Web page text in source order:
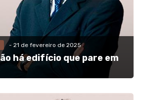
- 21 de fevereiro de 2025
há edifício que pare em